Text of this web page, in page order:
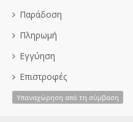
Παράδοση
Πληρωμή
Εγγύηση
Επιστροφές
Υπαναχώρηση από τη σύμβαση